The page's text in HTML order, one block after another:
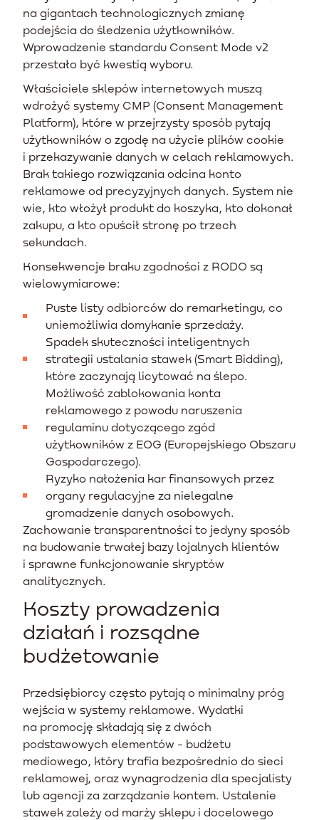
na gigantach technologicznych zmianę
podejścia do śledzenia użytkowników.
Wprowadzenie standardu Consent Mode v2
przestało być kwestią wyboru.
Właściciele sklepów internetowych muszą
wdrożyć systemy CMP (Consent Management
Platform), które w przejrzysty sposób pytają
użytkowników o zgodę na użycie plików cookie
i przekazywanie danych w celach reklamowych.
Brak takiego rozwiązania odcina konto
reklamowe od precyzyjnych danych. System nie
wie, kto włożył produkt do koszyka, kto dokonał
zakupu, a kto opuścił stronę po trzech
sekundach.
Konsekwencje braku zgodności z RODO są
wielowymiarowe:
Puste listy odbiorców do remarketingu, co
uniemożliwia domykanie sprzedaży.
Spadek skuteczności inteligentnych
strategii ustalania stawek (Smart Bidding),
które zaczynają licytować na ślepo.
Możliwość zablokowania konta
reklamowego z powodu naruszenia
regulaminu dotyczącego zgód
użytkowników z EOG (Europejskiego Obszaru
Gospodarczego).
Ryzyko nałożenia kar finansowych przez
organy regulacyjne za nielegalne
gromadzenie danych osobowych.
Zachowanie transparentności to jedyny sposób
na budowanie trwałej bazy lojalnych klientów
i sprawne funkcjonowanie skryptów
analitycznych.
Koszty prowadzenia
działań i rozsądne
budżetowanie
Przedsiębiorcy często pytają o minimalny próg
wejścia w systemy reklamowe. Wydatki
na promocję składają się z dwóch
podstawowych elementów - budżetu
mediowego, który trafia bezpośrednio do sieci
reklamowej, oraz wynagrodzenia dla specjalisty
lub agencji za zarządzanie kontem. Ustalenie
stawek zależy od marży sklepu i docelowego